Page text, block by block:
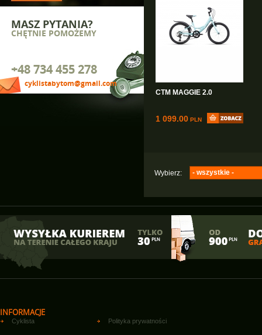
MASZ PYTANIA?
CHĘTNIE POMOŻEMY
+48 734 455 278
cyklistabytom@gmail.com
CTM MAGGIE 2.0
1 099.00 PLN
Wybierz: - wszystkie -
INFORMACJE
Cyklista Polityka prywatności